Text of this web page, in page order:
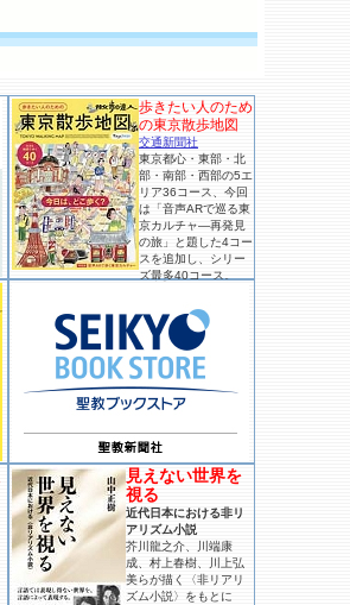
歩きたい人のため
の東京散歩地図
交通新聞社
東京都心・東部・北
部・南部・西部の5エ
リア36コース、今回
は「音声ARで巡る東
京カルチャ―再発見
の旅」と題した4コー
スを追加し、シリー
ズ最多40コース。
見えない世界を
視る
近代日本における非リ
アリズム小説
芥川龍之介、川端康
成、村上春樹、川上弘
美らが描く〈非リアリ
ズム小説〉をもとに